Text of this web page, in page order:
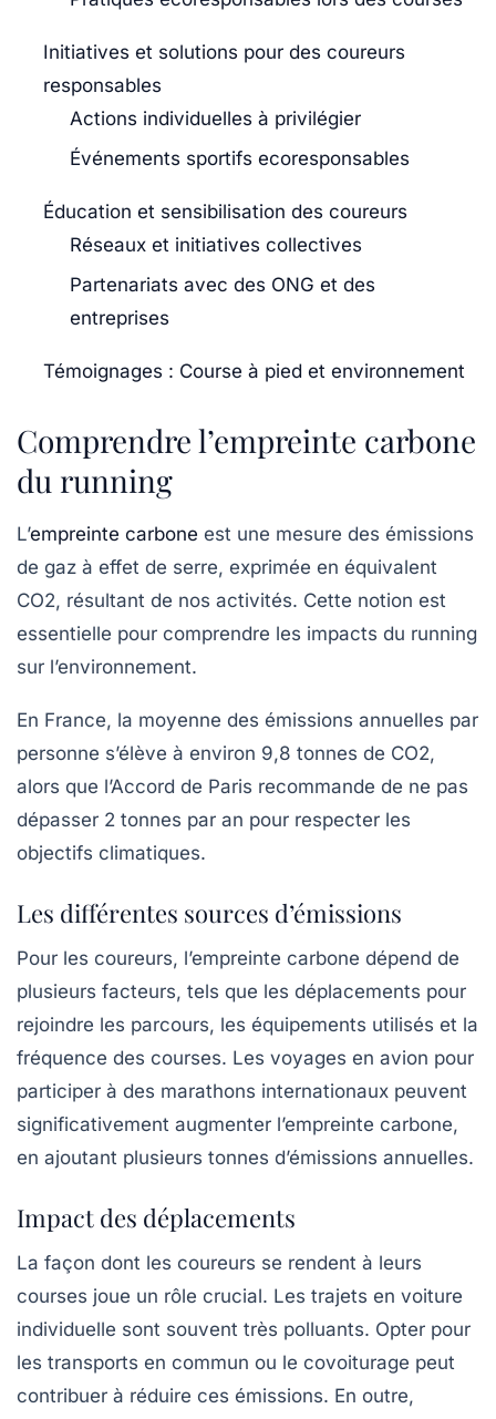
Initiatives et solutions pour des coureurs
responsables
Actions individuelles à privilégier
Événements sportifs ecoresponsables
Éducation et sensibilisation des coureurs
Réseaux et initiatives collectives
Partenariats avec des ONG et des
entreprises
Témoignages : Course à pied et environnement
Comprendre l’empreinte carbone
du running
L’empreinte carbone est une mesure des émissions
de gaz à effet de serre, exprimée en équivalent
CO2, résultant de nos activités. Cette notion est
essentielle pour comprendre les impacts du running
sur l’environnement.
En France, la moyenne des émissions annuelles par
personne s’élève à environ 9,8 tonnes de CO2,
alors que l’Accord de Paris recommande de ne pas
dépasser 2 tonnes par an pour respecter les
objectifs climatiques.
Les différentes sources d’émissions
Pour les coureurs, l’empreinte carbone dépend de
plusieurs facteurs, tels que les déplacements pour
rejoindre les parcours, les équipements utilisés et la
fréquence des courses. Les voyages en avion pour
participer à des marathons internationaux peuvent
significativement augmenter l’empreinte carbone,
en ajoutant plusieurs tonnes d’émissions annuelles.
Impact des déplacements
La façon dont les coureurs se rendent à leurs
courses joue un rôle crucial. Les trajets en voiture
individuelle sont souvent très polluants. Opter pour
les transports en commun ou le covoiturage peut
contribuer à réduire ces émissions. En outre,